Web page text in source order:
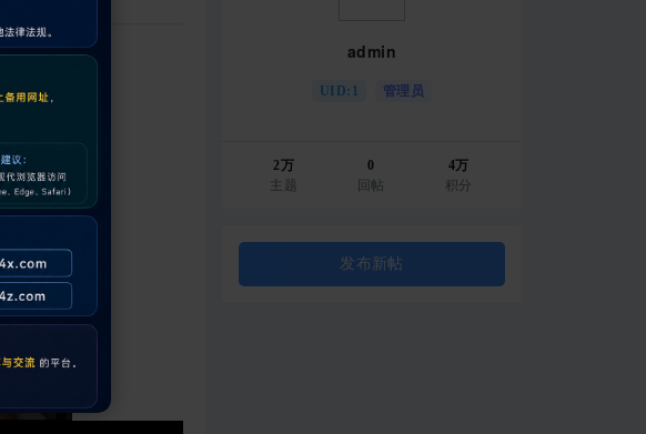
admin
UID:1 管理员
2万
主题
0
回帖
4万
积分
发布新帖